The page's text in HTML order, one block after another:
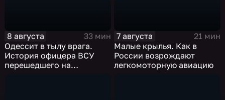
8 августа
33 мин
Одессит в тылу врага.
История офицера ВСУ
перешедшего на
7 августа
21 мин
Малые крылья. Как в
России возрождают
легкомоторную авиацию